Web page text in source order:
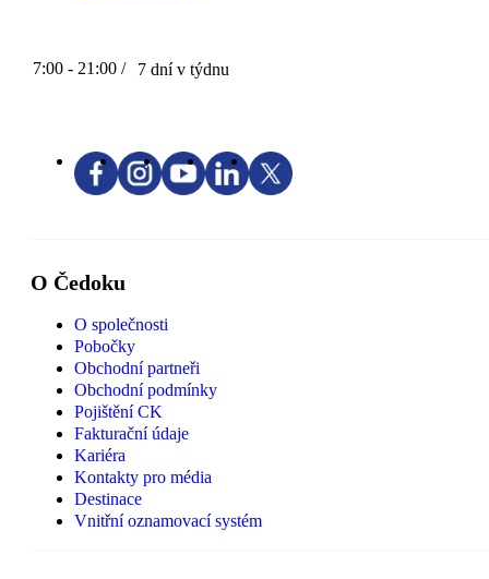
7:00 - 21:00 / 7 dní v týdnu
O Čedoku
O společnosti
Pobočky
Obchodní partneři
Obchodní podmínky
Pojištění CK
Fakturační údaje
Kariéra
Kontakty pro média
Destinace
Vnitřní oznamovací systém